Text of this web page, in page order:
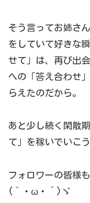
そう言ってお姉さ
をしていて好きな
せて」は、再び出
への「答え合わせ
らえたのだから。
あと少し続く閑散
て」を稼いでいこ
フォロワーの皆様
(｀・ω・´)ゞ